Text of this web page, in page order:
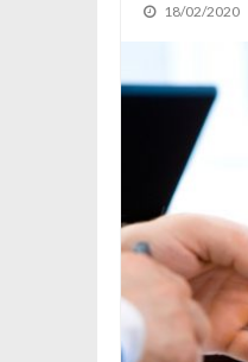
18/02/2020